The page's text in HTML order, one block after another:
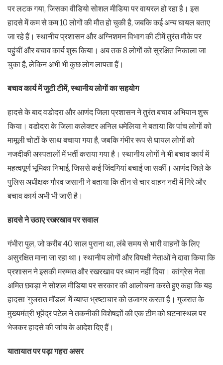
पर लटक गया, जिसका वीडियो सोशल मीडिया पर वायरल हो रहा है। इस
हादसे में कम से कम 10 लोगों की मौत हो चुकी है, जबकि कई अन्य घायल बताए
जा रहे हैं। स्थानीय प्रशासन और अग्निशमन विभाग की टीमें तुरंत मौके पर
पहुंचीं और बचाव कार्य शुरू किया। अब तक 8 लोगों को सुरक्षित निकाला जा
चुका है, लेकिन अभी भी कुछ लोग लापता हैं।
बचाव कार्य में जुटी टीमें, स्थानीय लोगों का सहयोग
हादसे के बाद वडोदरा और आणंद जिला प्रशासन ने तुरंत बचाव अभियान शुरू
किया। वडोदरा के जिला कलेक्टर अनिल धमेलिया ने बताया कि पांच लोगों को
मामूली चोटों के साथ बचाया गया है, जबकि गंभीर रूप से घायल लोगों को
नजदीकी अस्पतालों में भर्ती कराया गया है। स्थानीय लोगों ने भी बचाव कार्य में
महत्वपूर्ण भूमिका निभाई, जिससे कई जिंदगियां बचाई जा सकीं। आणंद जिले के
पुलिस अधीक्षक गौरव जसानी ने बताया कि तीन से चार वाहन नदी में गिरे और
बचाव कार्य अभी भी जारी है।
हादसे ने उठाए रखरखाव पर सवाल
गंभीरा पुल, जो करीब 40 साल पुराना था, लंबे समय से भारी वाहनों के लिए
असुरक्षित माना जा रहा था। स्थानीय लोगों और विपक्षी नेताओं ने दावा किया कि
प्रशासन ने इसकी मरम्मत और रखरखाव पर ध्यान नहीं दिया। कांग्रेस नेता
अमित छवड़ा ने सोशल मीडिया पर सरकार की आलोचना करते हुए कहा कि यह
हादसा ‘गुजरात मॉडल’ में व्याप्त भ्रष्टाचार को उजागर करता है। गुजरात के
मुख्यमंत्री भूपेंद्र पटेल ने तकनीकी विशेषज्ञों की एक टीम को घटनास्थल पर
भेजकर हादसे की जांच के आदेश दिए हैं।
यातायात पर पड़ा गहरा असर